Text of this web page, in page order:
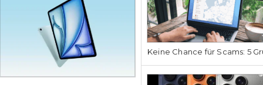
Keine Chance für Scams: 5